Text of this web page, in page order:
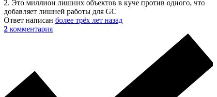
2. Это миллион лишних объектов в куче против одного, что
добавляет лишней работы для GC
Ответ написан более трёх лет назад
2 комментария